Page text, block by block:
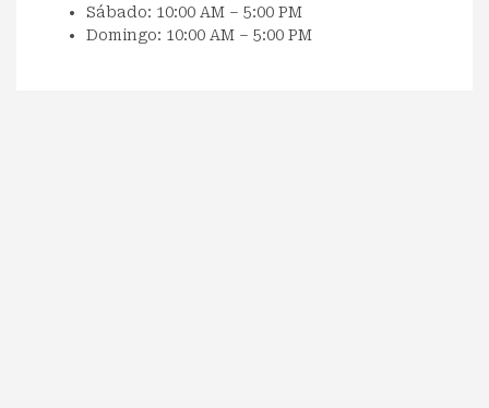
Sábado: 10:00 AM – 5:00 PM
Domingo: 10:00 AM – 5:00 PM